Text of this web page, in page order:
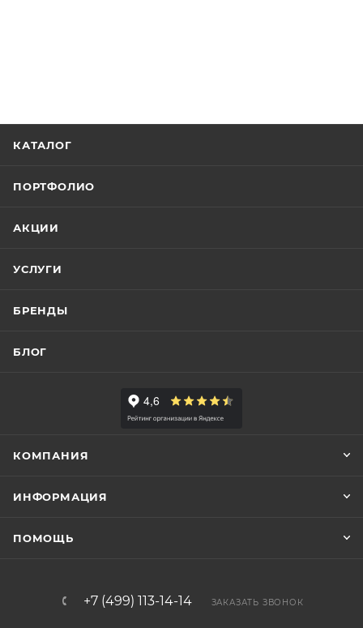
КАТАЛОГ
ПОРТФОЛИО
АКЦИИ
УСЛУГИ
БРЕНДЫ
БЛОГ
КОМПАНИЯ
ИНФОРМАЦИЯ
ПОМОЩЬ
+7 (499) 113-14-14 ЗАКАЗАТЬ ЗВОНОК